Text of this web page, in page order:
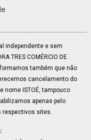
independente e sem
TRES COMÉRCIO DE
também que não
cancelamento do
nome ISTOÉ, tampouco
apenas pelo
respectivos sites.